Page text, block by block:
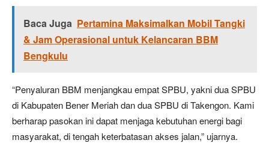
Baca Juga Pertamina Maksimalkan Mobil Tangki
& Jam Operasional untuk Kelancaran BBM
Bengkulu
“Penyaluran BBM menjangkau empat SPBU, yakni dua SPBU
di Kabupaten Bener Meriah dan dua SPBU di Takengon. Kami
berharap pasokan ini dapat menjaga kebutuhan energi bagi
masyarakat, di tengah keterbatasan akses jalan,” ujarnya.